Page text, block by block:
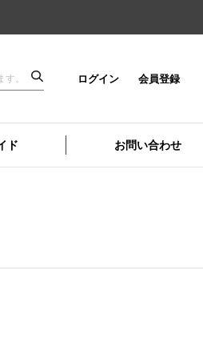
ログイン 会員登録
ド お問い合わせ